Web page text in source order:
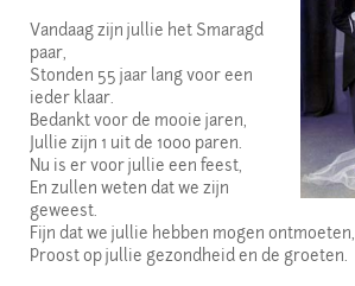
Vandaag zijn jullie het Smaragd
paar,
Stonden 55 jaar lang voor een
ieder klaar.
Bedankt voor de mooie jaren,
Jullie zijn 1 uit de 1000 paren.
Nu is er voor jullie een feest,
En zullen weten dat we zijn
geweest.
Fijn dat we jullie hebben mogen ontmoeten,
Proost op jullie gezondheid en de groeten.